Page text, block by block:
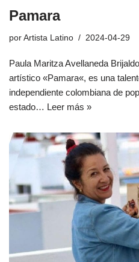
Pamara
por Artista Latino 2024-04-29
Paula Maritza Avellaneda
artístico «Pamara«, es una
independiente colombiana de
estado… Leer más »